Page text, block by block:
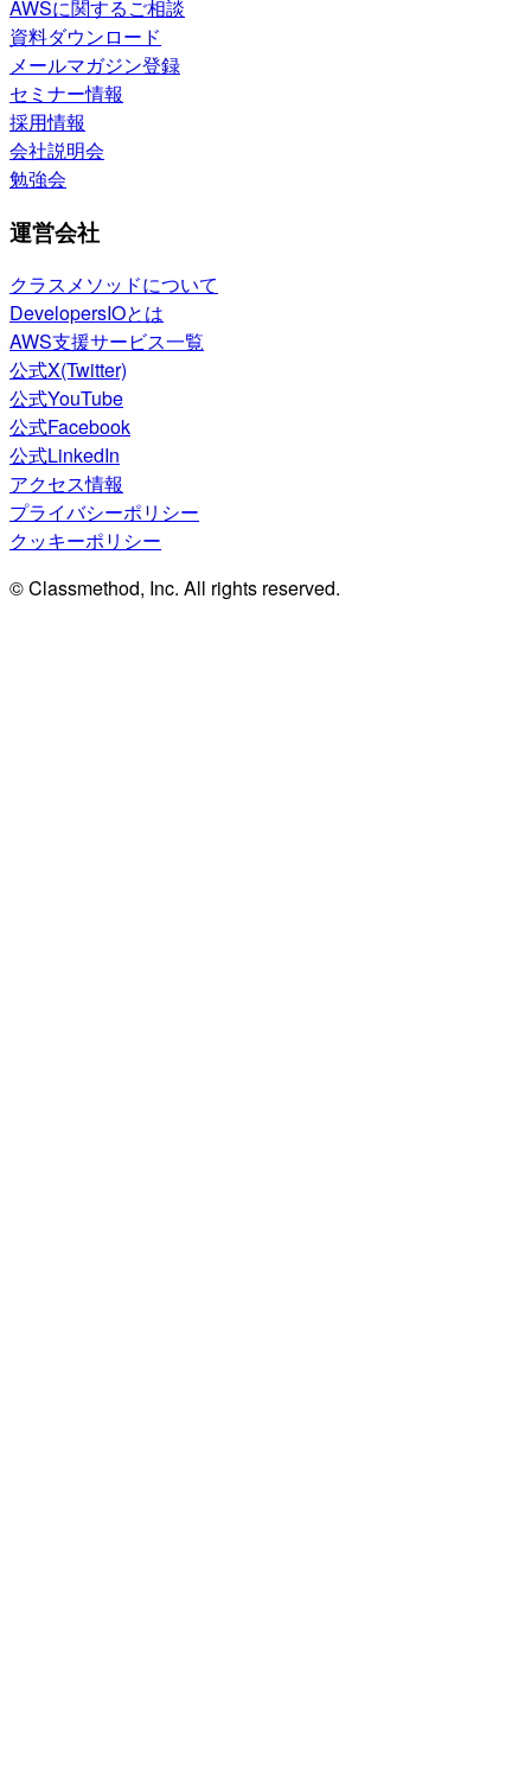
AWSに関するご相談
資料ダウンロード
メールマガジン登録
セミナー情報
採用情報
会社説明会
勉強会
運営会社
クラスメソッドについて
DevelopersIOとは
AWS支援サービス一覧
公式X(Twitter)
公式YouTube
公式Facebook
公式LinkedIn
アクセス情報
プライバシーポリシー
クッキーポリシー
© Classmethod, Inc. All rights reserved.